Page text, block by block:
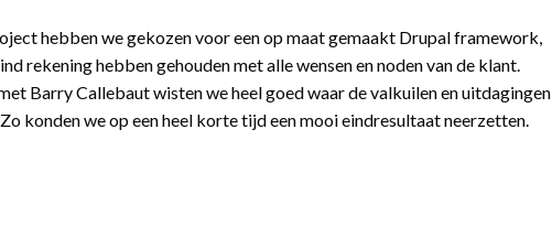
hebben we gekozen voor een op maat gemaakt Drupal framework,
rekening hebben gehouden met alle wensen en noden van de klant.
Barry Callebaut wisten we heel goed waar de valkuilen en uitdagingen
konden we op een heel korte tijd een mooi eindresultaat neerzetten.